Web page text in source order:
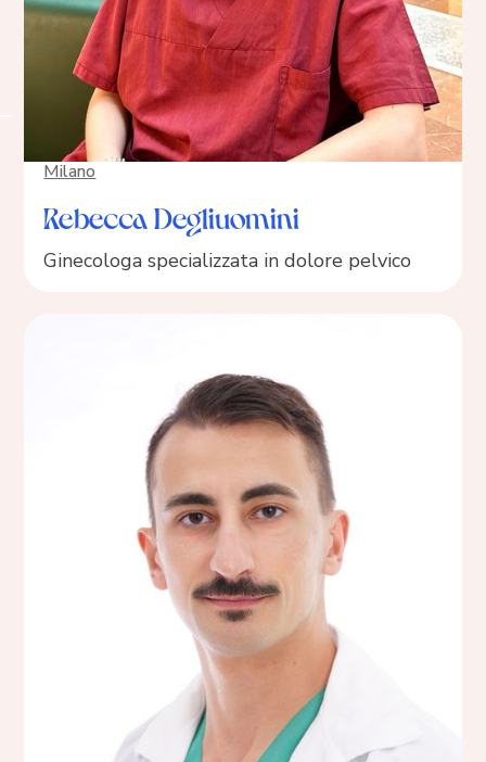
Milano
Rebecca Degliuomini
Ginecologa specializzata in dolore pelvico